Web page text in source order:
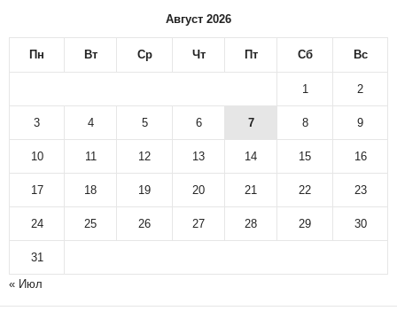
Август 2026
Пн Вт Ср Чт Пт Сб Вс
1 2
3 4 5 6 7 8 9
10 11 12 13 14 15 16
17 18 19 20 21 22 23
24 25 26 27 28 29 30
31
« Июл